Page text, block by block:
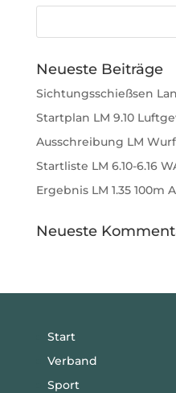
Neueste Beiträge
Sichtungsschießsen
Startplan LM 9.10
Ausschreibung LM
Startliste LM 6.10-6.16
Ergebnis LM 1.35 100m
Neueste
Start
Verband
Sport